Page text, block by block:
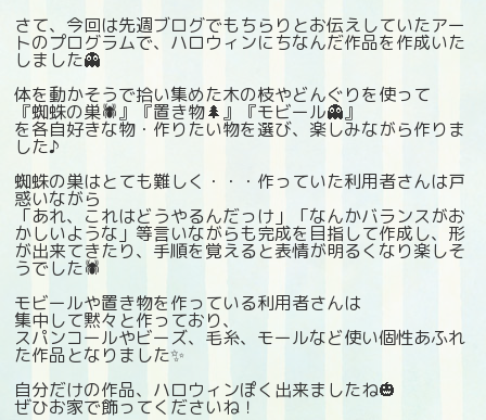
さて、今回は先週ブログでもちらりとお伝えしていたアー
トのプログラムで、 ハロウィンにちなんだ作品を作成いた
しました👻
体を動かそうで拾い集めた木の枝やどんぐりを使って
『蜘蛛の巣🕷』『置き物🌲』『モビール👻』
を各自好きな物・作りたい物を選び、楽しみながら作りま
した♪
蜘蛛の巣はとても難しく・・・作っていた利用者さんは戸
惑いながら
「あれ、これはどうやるんだっけ」「なんかバランスがお
かしいような」等言いながらも完成を目指して作成し、形
が出来てきたり、手順を覚えると表情が明るくなり楽しそ
うでした🕷
モビールや置き物を作っている利用者さんは
集中して黙々と作っており、
スパンコールやビーズ、毛糸、モールなど使い個性あふれ
た作品となりました✨
自分だけの作品、ハロウィンぽく出来ましたね🎃
ぜひお家で飾ってくださいね！